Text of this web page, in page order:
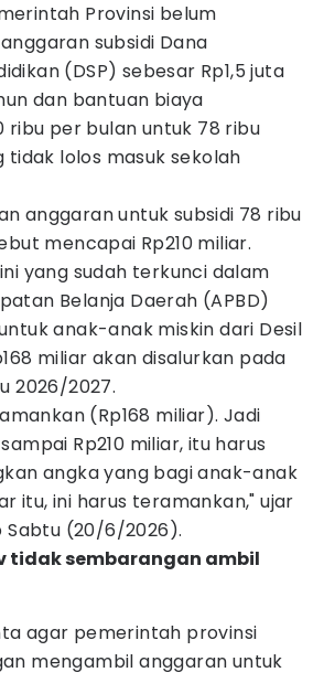
Provinsi belum
subsidi Dana
(DSP) sebesar Rp1,5 juta
dan bantuan biaya
ribu per bulan untuk 78 ribu
tidak lolos masuk sekolah
anggaran untuk subsidi 78 ribu
mencapai Rp210 miliar.
yang sudah terkunci dalam
Belanja Daerah (APBD)
anak-anak miskin dari Desil
miliar akan disalurkan pada
2026/2027.
(Rp168 miliar). Jadi
Rp210 miliar, itu harus
angka yang bagi anak-anak
itu, ini harus teramankan," ujar
Sabtu (20/6/2026).
tidak sembarangan ambil
agar pemerintah provinsi
mengambil anggaran untuk